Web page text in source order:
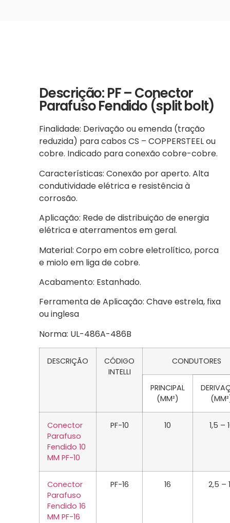
Descrição: PF – Conector
Parafuso Fendido (split bolt)
Finalidade: Derivação ou emenda (tração
reduzida) para cabos CS – COPPERSTEEL ou
cobre. Indicado para conexão cobre-cobre.
Características: Conexão por aperto. Alta
condutividade elétrica e resistência à
corrosão.
Aplicação: Rede de distribuição de energia
elétrica e aterramentos em geral.
Material: Corpo em cobre eletrolítico, porca
e miolo em liga de cobre.
Acabamento: Estanhado.
Ferramenta de Aplicação: Chave estrela, fixa
ou inglesa
Norma: UL-486A-486B
DESCRIÇÃO
CÓDIGO
INTELLI
CONDUTORES
PRINCIPAL
(MM²)
Conector
Parafuso
Fendido 10
MM PF-10
PF-10 10 1,5 –
Conector
Parafuso
Fendido 16
MM PF-16
PF-16 16 2,5 –